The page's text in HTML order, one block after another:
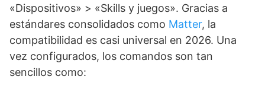
«Dispositivos» > «Skills y juegos». Gracias a
estándares consolidados como Matter, la
compatibilidad es casi universal en 2026. Una
vez configurados, los comandos son tan
sencillos como: